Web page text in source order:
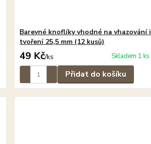
Barevné knoflíky vhodné na vhazování i
tvoření 25,5 mm (12 kusů)
49 Kč/ks Skladem 1 ks
Přidat do košíku